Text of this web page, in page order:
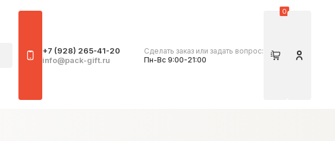
+7 (928) 265-41-20
info@pack-gift.ru
Сделать заказ или задать вопрос:
Пн-Вс 9:00-21:00
Корзина
0
Личный